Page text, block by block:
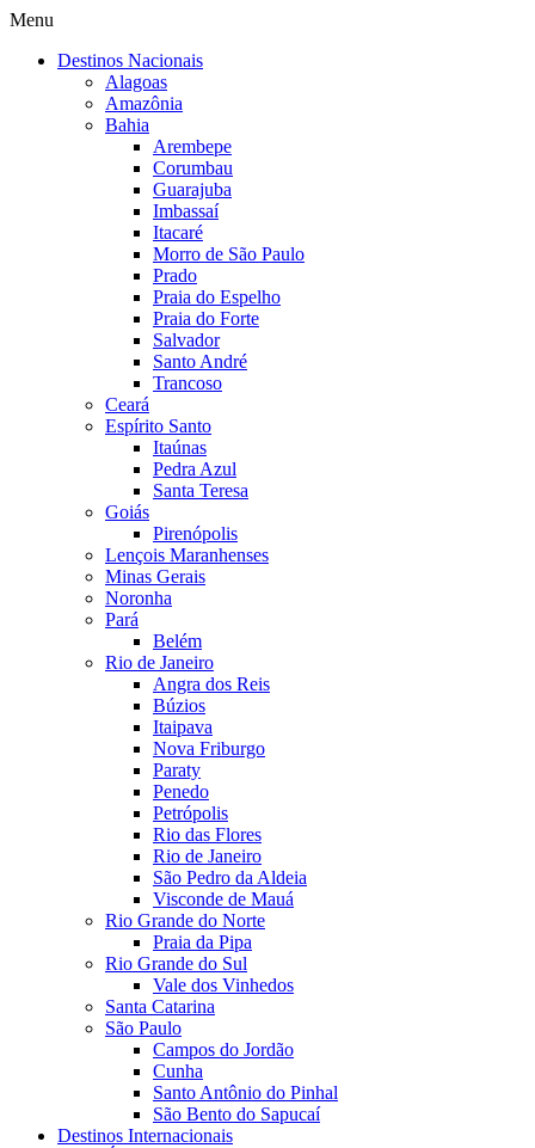
Menu
Destinos Nacionais
Alagoas
Amazônia
Bahia
Arembepe
Corumbau
Guarajuba
Imbassaí
Itacaré
Morro de São Paulo
Prado
Praia do Espelho
Praia do Forte
Salvador
Santo André
Trancoso
Ceará
Espírito Santo
Itaúnas
Pedra Azul
Santa Teresa
Goiás
Pirenópolis
Lençois Maranhenses
Minas Gerais
Noronha
Pará
Belém
Rio de Janeiro
Angra dos Reis
Búzios
Itaipava
Nova Friburgo
Paraty
Penedo
Petrópolis
Rio das Flores
Rio de Janeiro
São Pedro da Aldeia
Visconde de Mauá
Rio Grande do Norte
Praia da Pipa
Rio Grande do Sul
Vale dos Vinhedos
Santa Catarina
São Paulo
Campos do Jordão
Cunha
Santo Antônio do Pinhal
São Bento do Sapucaí
Destinos Internacionais